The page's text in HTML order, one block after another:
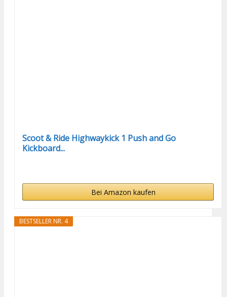
Scoot & Ride Highwaykick 1 Push and Go
Kickboard...
Bei Amazon kaufen
BESTSELLER NR. 4